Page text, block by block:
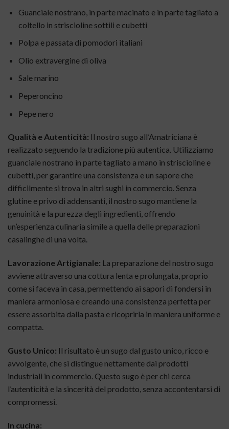
Guanciale nostrano, in parte macinato e in parte tagliato a
coltello in striscioline sottili e cubetti
Polpa e passata di pomodori italiani
Olio extravergine di oliva
Sale marino
Peperoncino
Pepe nero
Qualità e Autenticità: Il nostro sugo all’Amatriciana è
realizzato seguendo la tradizione più autentica. Utilizziamo
guanciale nostrano in parte tagliato a mano in striscioline e
cubetti, per garantire una consistenza e un sapore che
difficilmente si trova in altri sughi in commercio. Senza
glutine e privo di addensanti, il nostro sugo mantiene la
genuinità e la purezza degli ingredienti, offrendo
un’esperienza culinaria simile a quella delle preparazioni
casalinghe di una volta.
Lavorazione Artigianale: La preparazione del nostro sugo
avviene attraverso una cottura lenta e prolungata, proprio
come si faceva in casa, permettendo ai sapori di fondersi in
maniera armoniosa e creando una consistenza perfetta per
essere assorbita dalla pasta e ricoprirla in maniera uniforme e
compatta.
Gusto Unico: Il risultato è un sugo dal gusto unico, ricco e
avvolgente, che si distingue nettamente dai prodotti
industriali in commercio. Questo sugo è per chi cerca
l’autenticità e la sincerità del prodotto, senza accontentarsi di
compromessi.
In cucina: